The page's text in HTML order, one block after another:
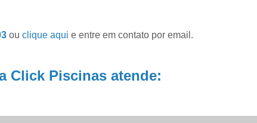
Filtro de Poliéster
ou clique aqui e entre em contato por email.
Click Piscinas atende: